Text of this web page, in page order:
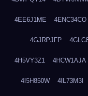
4EE6J1ME 4ENC34CO
4GJRPJFP
4H5VY3Z1 4HCW1AJA
4I5H850W 4IL73M3I